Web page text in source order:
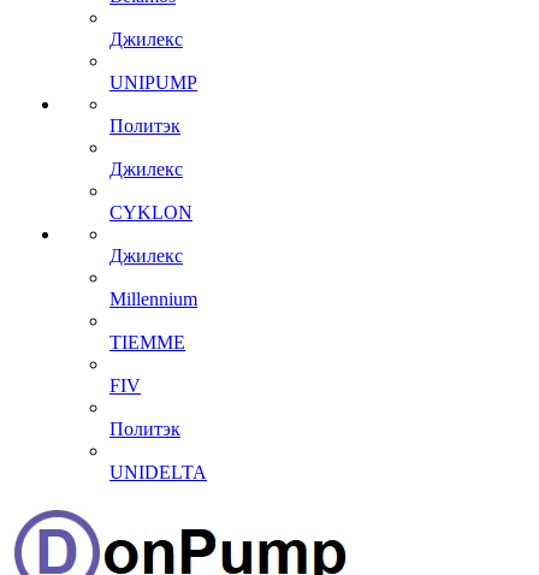
Джилекс
UNIPUMP
Политэк
Джилекс
CYKLON
Джилекс
Millennium
TIEMME
FIV
Политэк
UNIDELTA